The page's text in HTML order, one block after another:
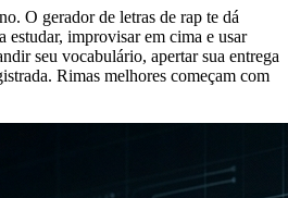
O gerador de letras de rap te dá
estudar, improvisar em cima e usar
seu vocabulário, apertar sua entrega
Rimas melhores começam com